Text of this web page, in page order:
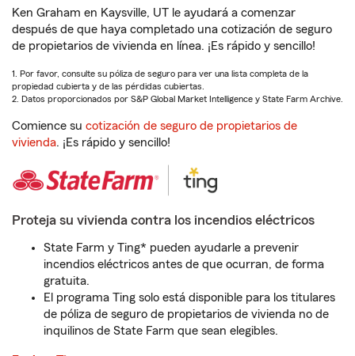
Ken Graham en Kaysville, UT le ayudará a comenzar
después de que haya completado una cotización de seguro
de propietarios de vivienda en línea. ¡Es rápido y sencillo!
1. Por favor, consulte su póliza de seguro para ver una lista completa de la
propiedad cubierta y de las pérdidas cubiertas.
2. Datos proporcionados por S&P Global Market Intelligence y State Farm Archive.
Comience su cotización de seguro de propietarios de
vivienda. ¡Es rápido y sencillo!
Proteja su vivienda contra los incendios eléctricos
State Farm y Ting* pueden ayudarle a prevenir
incendios eléctricos antes de que ocurran, de forma
gratuita.
El programa Ting solo está disponible para los titulares
de póliza de seguro de propietarios de vivienda no de
inquilinos de State Farm que sean elegibles.